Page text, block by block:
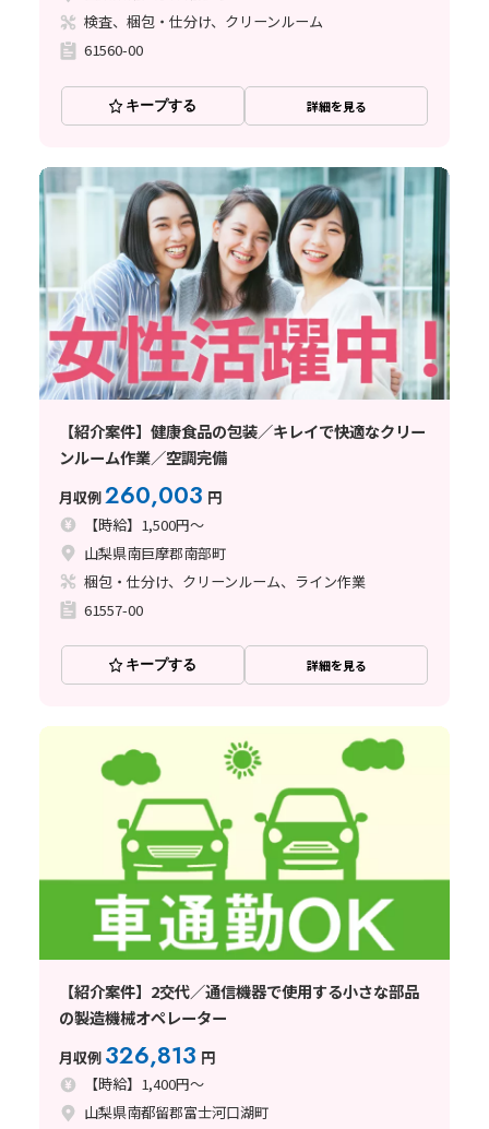
検査、梱包・仕分け、クリーンルーム
61560-00
キープする 詳細を見る
【紹介案件】健康食品の包装／キレイで快適なクリー
ンルーム作業／空調完備
月収例260,003 円
【時給】1,500円～
山梨県南巨摩郡南部町
梱包・仕分け、クリーンルーム、ライン作業
61557-00
キープする 詳細を見る
【紹介案件】2交代／通信機器で使用する小さな部品
の製造機械オペレーター
月収例 326,813 円
【時給】1,400円～
山梨県南都留郡富士河口湖町